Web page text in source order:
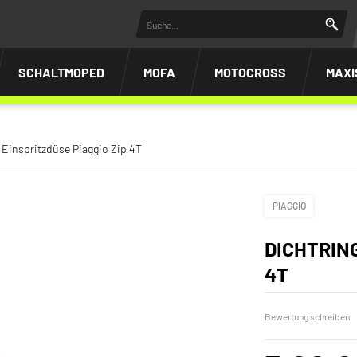
SCHALTMOPED MOFA MOTOCROSS
Piaggio Zip 4T
PIAGGIO
4T
Bewertung schreiben